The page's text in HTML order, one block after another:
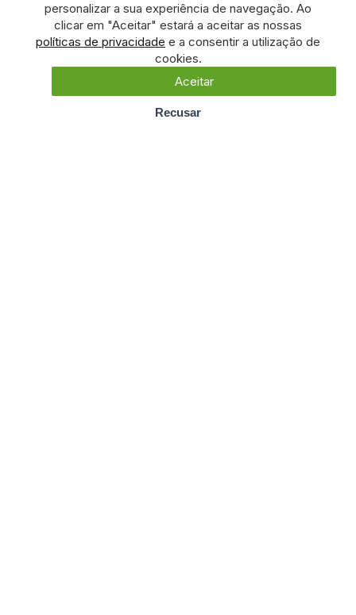
personalizar a sua experiência de navegação. Ao
clicar em "Aceitar" estará a aceitar as nossas
políticas de privacidade e a consentir a utilização de
cookies.
Aceitar
Recusar